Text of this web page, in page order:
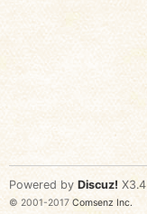
Powered by Discuz! X3.4
© 2001-2017 Comsenz Inc.